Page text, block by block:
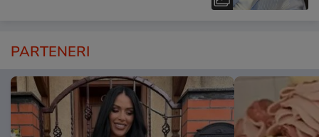
PARTENERI